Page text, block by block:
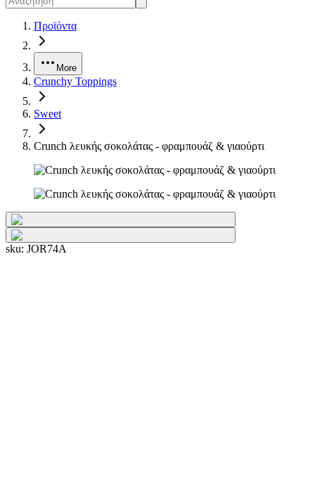
Προϊόντα
More
Crunchy Toppings
Sweet
Crunch λευκής σοκολάτας - φραμπουάζ & γιαούρτι
sku: JOR74A